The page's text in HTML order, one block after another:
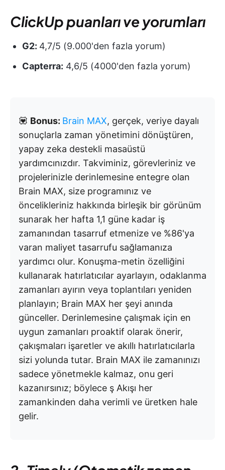
ClickUp puanları ve yorumları
G2: 4,7/5 (9.000'den fazla yorum)
Capterra: 4,6/5 (4000'den fazla yorum)
💟 Bonus: Brain MAX, gerçek, veriye dayalı
sonuçlarla zaman yönetimini dönüştüren,
yapay zeka destekli masaüstü
yardımcınızdır. Takviminiz, görevleriniz ve
projelerinizle derinlemesine entegre olan
Brain MAX, size programınız ve
öncelikleriniz hakkında birleşik bir görünüm
sunarak her hafta 1,1 güne kadar iş
zamanından tasarruf etmenize ve %86'ya
varan maliyet tasarrufu sağlamanıza
yardımcı olur. Konuşma-metin özelliğini
kullanarak hatırlatıcılar ayarlayın, odaklanma
zamanları ayırın veya toplantıları yeniden
planlayın; Brain MAX her şeyi anında
günceller. Derinlemesine çalışmak için en
uygun zamanları proaktif olarak önerir,
çakışmaları işaretler ve akıllı hatırlatıcılarla
sizi yolunda tutar. Brain MAX ile zamanınızı
sadece yönetmekle kalmaz, onu geri
kazanırsınız; böylece ş Akışı her
zamankinden daha verimli ve üretken hale
gelir.